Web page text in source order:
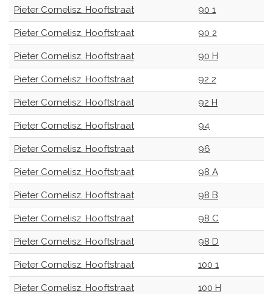
Pieter Cornelisz. Hooftstraat 90 1
Pieter Cornelisz. Hooftstraat 90 2
Pieter Cornelisz. Hooftstraat 90 H
Pieter Cornelisz. Hooftstraat 92 2
Pieter Cornelisz. Hooftstraat 92 H
Pieter Cornelisz. Hooftstraat 94
Pieter Cornelisz. Hooftstraat 96
Pieter Cornelisz. Hooftstraat 98 A
Pieter Cornelisz. Hooftstraat 98 B
Pieter Cornelisz. Hooftstraat 98 C
Pieter Cornelisz. Hooftstraat 98 D
Pieter Cornelisz. Hooftstraat 100 1
Pieter Cornelisz. Hooftstraat 100 H